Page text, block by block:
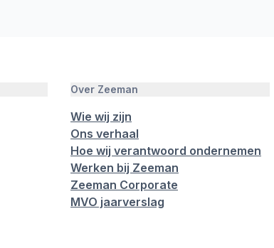
Over Zeeman
Wie wij zijn
Ons verhaal
Hoe wij verantwoord ondernemen
Werken bij Zeeman
Zeeman Corporate
MVO jaarverslag